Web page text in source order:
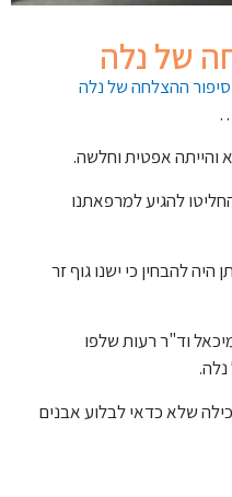
של נלה
סיפור ההצלחה של נלה
והייתה אפטית וחלשה.
להגיע למרפאתנו
להבחין כי ישנו גוף זר
וד"ר רעות שלפו
שלא כדאי לבלוע אבנים